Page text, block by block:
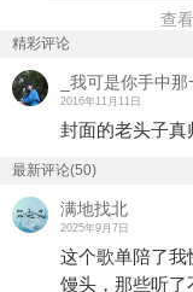
查
精彩评论
_我可是你手中
2016年11月11日
封面的老头子真
最新评论(50)
满地找北
2025年9月7日
这个歌单陪了我
馒头，那些听